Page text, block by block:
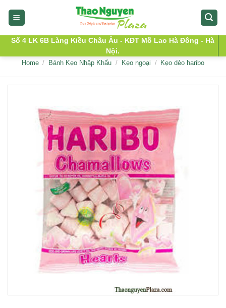
Số 4 LK 6B Làng Kiều Châu Âu - KĐT Mỗ Lao Hà Đông - Hà
Nội.
Home / Bánh Kẹo Nhập Khẩu / Kẹo ngoại / Kẹo dẻo haribo